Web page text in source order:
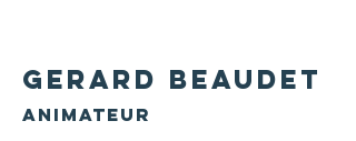
Gerard beaudet
Animateur